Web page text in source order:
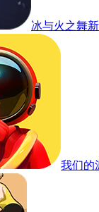
冰与火之舞
我们的